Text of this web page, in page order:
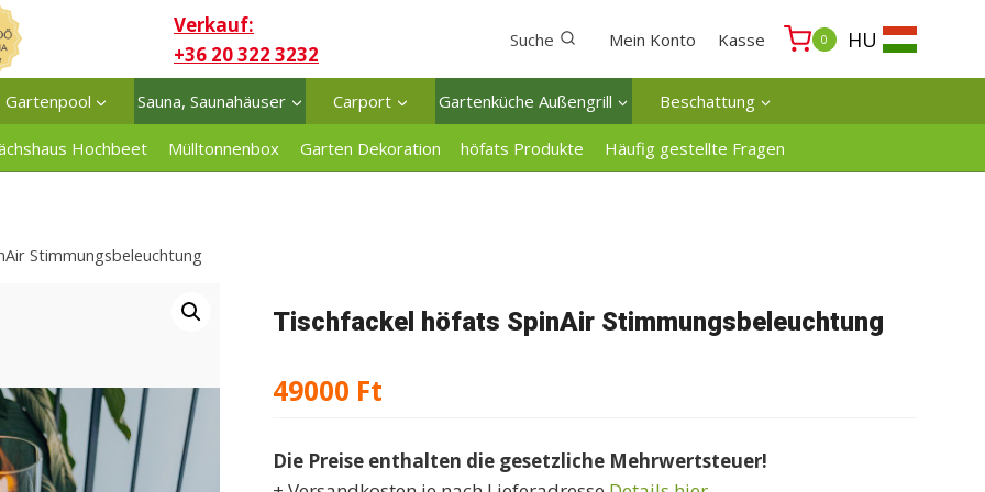
Verkauf:
+36 20 322 3232
Suche Mein Konto Kasse 0 HU
Gartenpool Sauna, Saunahäuser Carport Gartenküche Außengrill Beschattung
Hochbeet Mülltonnenbox Garten Dekoration höfats Produkte Häufig gestellte Fragen
Stimmungsbeleuchtung
Tischfackel höfats SpinAir Stimmungsbeleuchtung
49000 Ft
Die Preise enthalten die gesetzliche Mehrwertsteuer!